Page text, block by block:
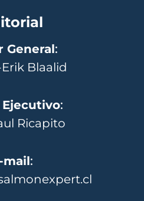
General:
Blaalid
:
Ricapito
mail: